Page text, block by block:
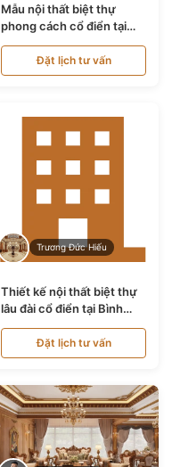
Mẫu nội thất biệt thự
phong cách cổ điển tại
Bình Dương NT24532
Đặt lịch tư vấn
Trương Đức Hiếu
Thiết kế nội thất biệt thự
lâu đài cổ điển tại Bình
Thuận NT21128
Đặt lịch tư vấn